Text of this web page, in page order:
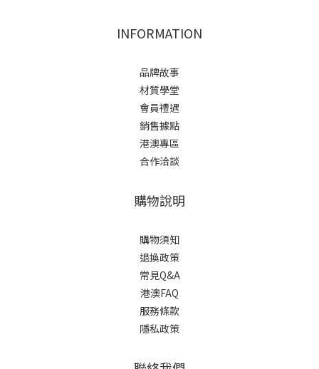
INFORMATION
品牌故事
材質學堂
會員禮遇
銷售據點
港澳專區
合作洽談
購物說明
購物須知
退換政策
常見Q&A
港澳FAQ
服務條款
隱私政策